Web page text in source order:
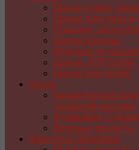
Шитье сумок,
Шитье для уюта в
Пэчворк,
Шитье одежды
Игрушки из
Шитье.
Шитье для детей
Кухня
Кондитерское
сахарной мастики
Кулинария.
Вкусные рецепты
Красота и Здоровье